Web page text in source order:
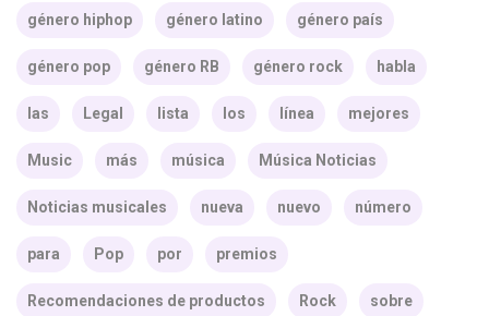
género hiphop género latino género país
género pop género RB género rock habla
las Legal lista los línea mejores
Music más música Música Noticias
Noticias musicales nueva nuevo número
para Pop por premios
Recomendaciones de productos Rock sobre